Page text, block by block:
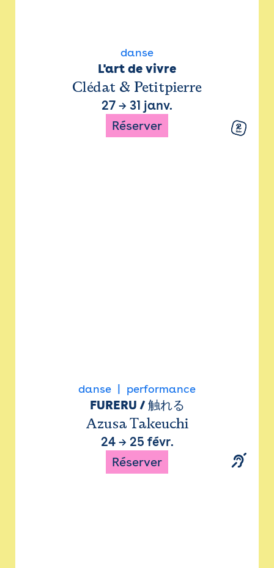
danse
L'art de vivre
Clédat & Petitpierre
27 → 31 janv.
Réserver
danse performance
FURERU / 触れる
Azusa Takeuchi
24→ 25 févr.
Réserver